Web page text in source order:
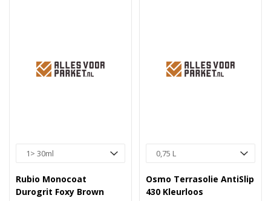
Rubio Monocoat
Durogrit Foxy Brown
Osmo Terrasolie AntiSlip
430 Kleurloos